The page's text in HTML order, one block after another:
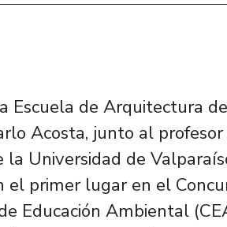
Escuela de Arquitectura
Acosta, junto al
Universidad de
el primer lugar en el
Educación Ambiental